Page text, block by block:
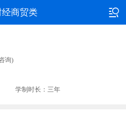
经商贸类
询)
学制时长：三年